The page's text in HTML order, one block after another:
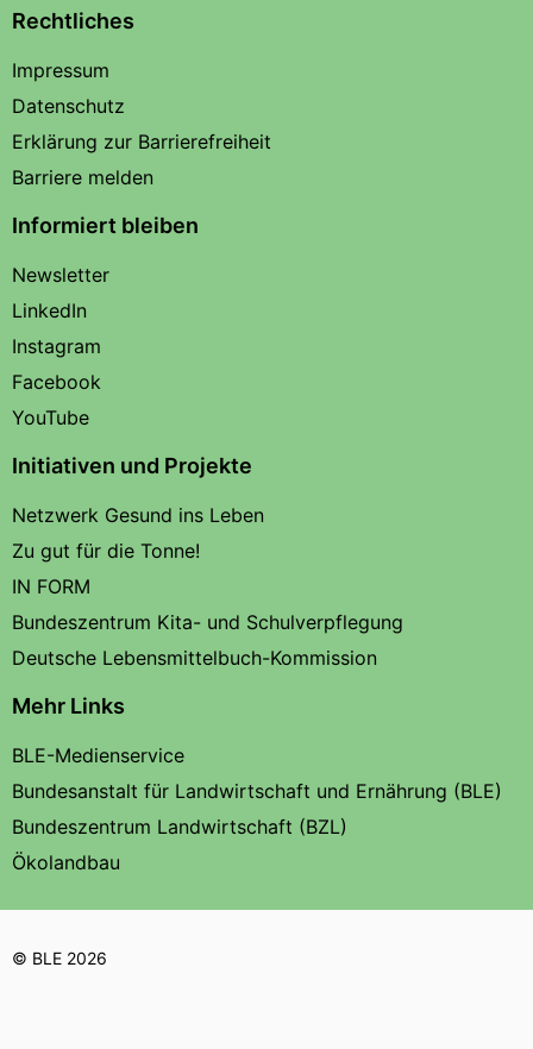
Rechtliches
Impressum
Datenschutz
Erklärung zur Barrierefreiheit
Barriere melden
Informiert bleiben
Newsletter
LinkedIn
Instagram
Facebook
YouTube
Initiativen und Projekte
Netzwerk Gesund ins Leben
Zu gut für die Tonne!
IN FORM
Bundeszentrum Kita- und Schulverpflegung
Deutsche Lebensmittelbuch-Kommission
Mehr Links
BLE-Medienservice
Bundesanstalt für Landwirtschaft und Ernährung (BLE)
Bundeszentrum Landwirtschaft (BZL)
Ökolandbau
© BLE 2026